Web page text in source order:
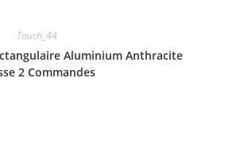
Touch_44
Aluminium Anthracite
2 Commandes